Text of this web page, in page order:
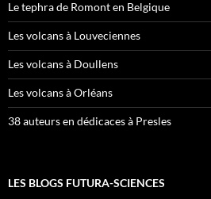
Le tephra de Romont en Belgique
Les volcans à Louveciennes
Les volcans à Doullens
Les volcans à Orléans
38 auteurs en dédicaces à Presles
LES BLOGS FUTURA-SCIENCES